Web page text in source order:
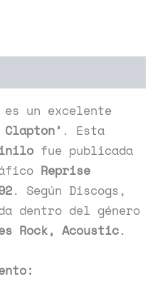
es un excelente
. Esta
fue publicada
Reprise
. Según Discogs,
dentro del género
Rock, Acoustic.